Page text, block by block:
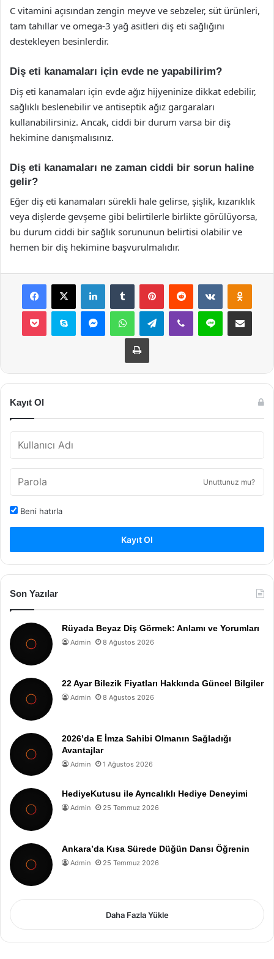
C vitamini açısından zengin meyve ve sebzeler, süt ürünleri,
tam tahıllar ve omega-3 yağ asitleri diş eti sağlığını
destekleyen besinlerdir.
Diş eti kanamaları için evde ne yapabilirim?
Diş eti kanamaları için evde ağız hijyeninize dikkat edebilir,
sağlıklı beslenebilir ve antiseptik ağız gargaraları
kullanabilirsiniz. Ancak, ciddi bir durum varsa bir diş
hekimine danışmalısınız.
Diş eti kanamaları ne zaman ciddi bir sorun haline
gelir?
Eğer diş eti kanamaları sürekli hale gelirse, şişlik, kızarıklık
veya dişlerde gevşeme gibi belirtilerle birlikte görülüyorsa,
bu durum ciddi bir sağlık sorununun belirtisi olabilir ve
hemen bir diş hekimine başvurulmalıdır.
Facebook
X LinkedInTumblr PinterestReddit VKontakte
Pocket Skype MessengerWhatsAppTelegramViber Line E-Posta ile
Yazdır
Kayıt Ol
Unuttunuz mu?
Beni hatırla
Kayıt Ol
Son Yazılar
Rüyada Beyaz Diş Görmek: Anlamı ve Yorumları
Admin 8 Ağustos 2026
22 Ayar Bilezik Fiyatları Hakkında Güncel Bilgiler
Admin 8 Ağustos 2026
2026’da E İmza Sahibi Olmanın Sağladığı
Avantajlar
Admin 1 Ağustos 2026
HediyeKutusu ile Ayrıcalıklı Hediye Deneyimi
Admin 25 Temmuz 2026
Ankara’da Kısa Sürede Düğün Dansı Öğrenin
Admin 25 Temmuz 2026
Daha Fazla Yükle